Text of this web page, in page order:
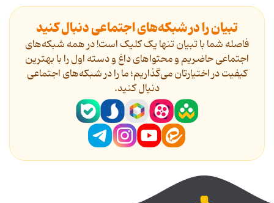
تبیان را در شبکه‌های اجتماعی دنبال کنید
فاصله شما با تبیان تنها یک کلیک است! در همه شبکه‌های
اجتماعی حاضریم و محتواهای داغ و دسته اول را با بهترین
کیفیت در اختیارتان می‌گذاریم؛ ما را در شبکه‌های اجتماعی
دنیال کنید.